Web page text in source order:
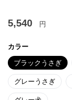
5,540 円
カラー
ブラックうさぎ
グレーうさぎ